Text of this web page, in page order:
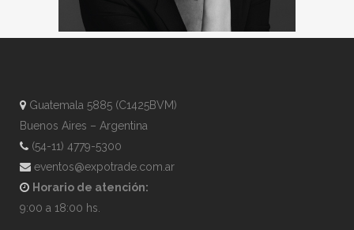
Guatemala 5885 (C1425BVM)
Buenos Aires – Argentina
(54-11) 4779-5300
eventos@expotrade.com.ar
Horario de atención:
9:00 a 18:00 hs.